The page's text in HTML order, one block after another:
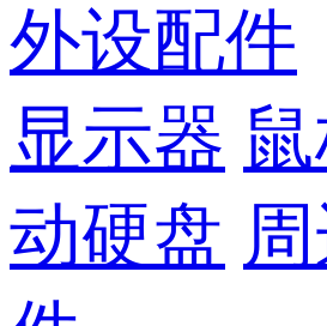
外设配件
显示器
动硬盘